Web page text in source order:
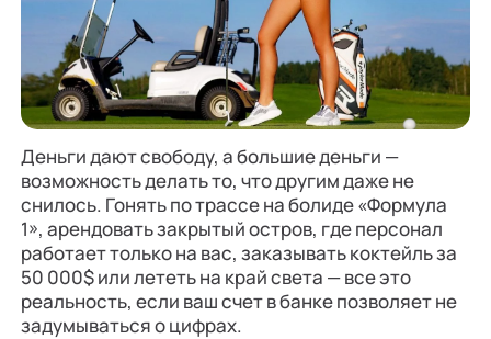
Деньги дают свободу, а большие деньги —
возможность делать то, что другим даже не
снилось. Гонять по трассе на болиде «Формула
1», арендовать закрытый остров, где персонал
работает только на вас, заказывать коктейль за
50 000$ или лететь на край света — все это
реальность, если ваш счет в банке позволяет не
задумываться о цифрах.